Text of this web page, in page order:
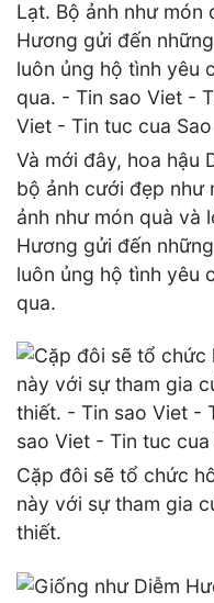
Và mới đây, hoa hậu
bộ ảnh cưới đẹp như
ảnh như món quà và
Hương gửi đến
luôn ủng hộ tình yêu
qua.
Cặp đôi sẽ tổ chức
này với sự tham gia
thiết.